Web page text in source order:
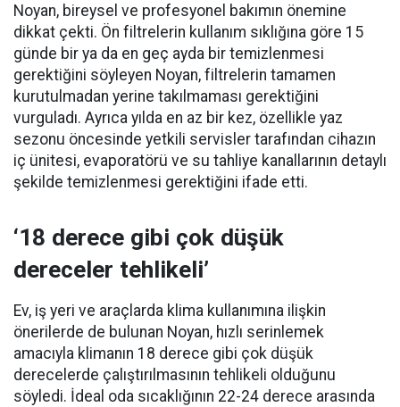
Noyan, bireysel ve profesyonel bakımın önemine
dikkat çekti. Ön filtrelerin kullanım sıklığına göre 15
günde bir ya da en geç ayda bir temizlenmesi
gerektiğini söyleyen Noyan, filtrelerin tamamen
kurutulmadan yerine takılmaması gerektiğini
vurguladı. Ayrıca yılda en az bir kez, özellikle yaz
sezonu öncesinde yetkili servisler tarafından cihazın
iç ünitesi, evaporatörü ve su tahliye kanallarının detaylı
şekilde temizlenmesi gerektiğini ifade etti.
‘18 derece gibi çok düşük
dereceler tehlikeli’
Ev, iş yeri ve araçlarda klima kullanımına ilişkin
önerilerde de bulunan Noyan, hızlı serinlemek
amacıyla klimanın 18 derece gibi çok düşük
derecelerde çalıştırılmasının tehlikeli olduğunu
söyledi. İdeal oda sıcaklığının 22-24 derece arasında